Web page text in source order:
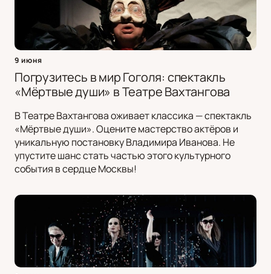
9 июня
Погрузитесь в мир Гоголя: спектакль
«Мёртвые души» в Театре Вахтангова
В Театре Вахтангова оживает классика — спектакль
«Мёртвые души». Оцените мастерство актёров и
уникальную постановку Владимира Иванова. Не
упустите шанс стать частью этого культурного
события в сердце Москвы!